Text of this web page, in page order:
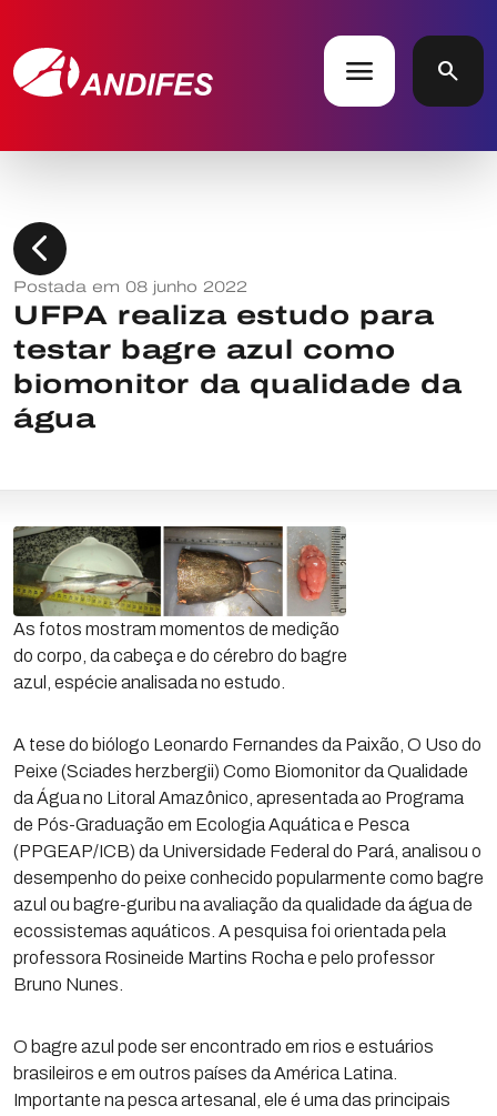
menu search
chevron_left
Postada em 08 junho 2022
UFPA realiza estudo para
testar bagre azul como
biomonitor da qualidade da
água
As fotos mostram momentos de medição
do corpo, da cabeça e do cérebro do bagre
azul, espécie analisada no estudo.
A tese do biólogo Leonardo Fernandes da Paixão, O Uso do
Peixe (Sciades herzbergii) Como Biomonitor da Qualidade
da Água no Litoral Amazônico, apresentada ao Programa
de Pós-Graduação em Ecologia Aquática e Pesca
(PPGEAP/ICB) da Universidade Federal do Pará, analisou o
desempenho do peixe conhecido popularmente como bagre
azul ou bagre-guribu na avaliação da qualidade da água de
ecossistemas aquáticos. A pesquisa foi orientada pela
professora Rosineide Martins Rocha e pelo professor
Bruno Nunes.
O bagre azul pode ser encontrado em rios e estuários
brasileiros e em outros países da América Latina.
Importante na pesca artesanal, ele é uma das principais